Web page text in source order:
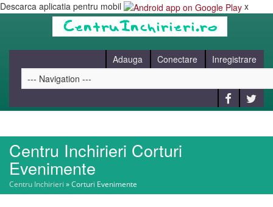
Descarca aplicatia pentru mobil x
Adauga Conectare Inregistrare
HOME
CAUT
Centru Inchirieri Corturi
Evenimente
Centru Inchirieri »Corturi Evenimente